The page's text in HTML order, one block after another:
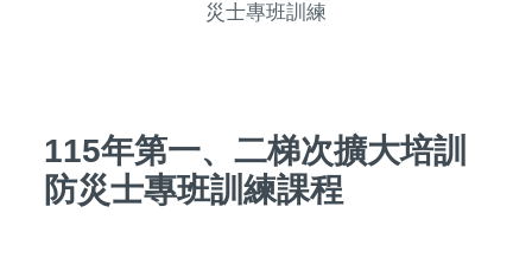
災士專班訓練
115年第一、二梯次擴大培訓
防災士專班訓練課程